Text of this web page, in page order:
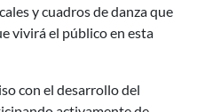
y cuadros de danza que
vivirá el público en esta
con el desarrollo del